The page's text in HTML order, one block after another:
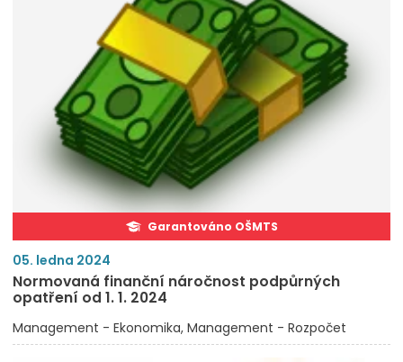
Garantováno OŠMTS
05. ledna 2024
Normovaná finanční náročnost podpůrných
opatření od 1. 1. 2024
Management - Ekonomika Management - Rozpočet